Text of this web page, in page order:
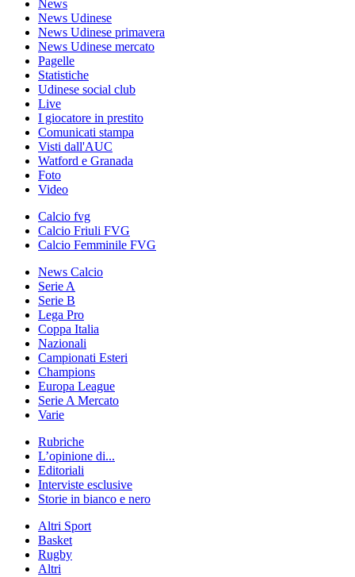
News
News Udinese
News Udinese primavera
News Udinese mercato
Pagelle
Statistiche
Udinese social club
Live
I giocatore in prestito
Comunicati stampa
Visti dall'AUC
Watford e Granada
Foto
Video
Calcio fvg
Calcio Friuli FVG
Calcio Femminile FVG
News Calcio
Serie A
Serie B
Lega Pro
Coppa Italia
Nazionali
Campionati Esteri
Champions
Europa League
Serie A Mercato
Varie
Rubriche
L’opinione di...
Editoriali
Interviste esclusive
Storie in bianco e nero
Altri Sport
Basket
Rugby
Altri